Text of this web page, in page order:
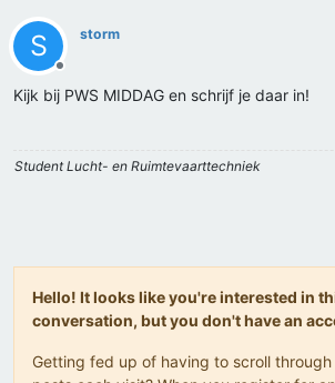
S
Offline
storm
Kijk bij PWS MIDDAG en schrijf je daar in!
Student Lucht- en Ruimtevaarttechniek
Hello! It looks like you're interested in
conversation, but you don't have an
Getting fed up of having to scroll through